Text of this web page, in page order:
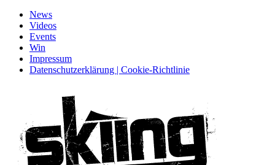
News
Videos
Events
Win
Impressum
Datenschutzerklärung | Cookie-Richtlinie